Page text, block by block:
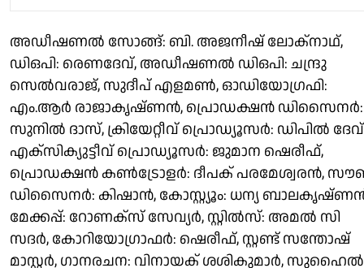
അഡീഷണൽ സോങ്ങ്: ബി. അജനീഷ് ലോക്‌നാഥ്,
ഡിഒപി: രെണദേവ്, അഡീഷണൽ ഡിഒപി: ചന്ദ്രു
സെൽവരാജ്, സുദീപ് എളമൺ, ഓഡിയോഗ്രഫി:
എം.ആർ രാജാകൃഷ്ണൻ, പ്രൊഡക്ഷൻ ഡിസൈനർ:
സുനിൽ ദാസ്, ക്രിയേറ്റീവ് പ്രൊഡ്യൂസർ: ഡിപിൽ
എക്സിക്യുട്ടീവ് പ്രൊഡ്യൂസർ: ജുമാന ഷെരീഫ്,
പ്രൊഡക്ഷൻ കൺട്രോളർ: ദീപക് പരമേശ്വരൻ,
ഡിസൈനർ: കിഷാൻ, കോസ്റ്റ്യൂം: ധന്യ
മേക്കപ്പ്: റോണക്സ് സേവ്യർ, സ്റ്റിൽസ്: അമൽ സി
സദർ, കോറിയോഗ്രാഫർ: ഷെരീഫ്, സ്റ്റണ്ട് സന്തോഷ്
മാസ്റ്റർ, ഗാനരചന: വിനായക് ശശികുമാർ, സുഹൈൽ